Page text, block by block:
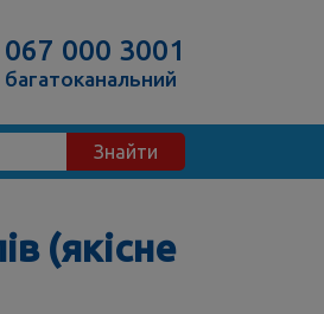
067 000 3001
багатоканальний
Знайти
(якісне